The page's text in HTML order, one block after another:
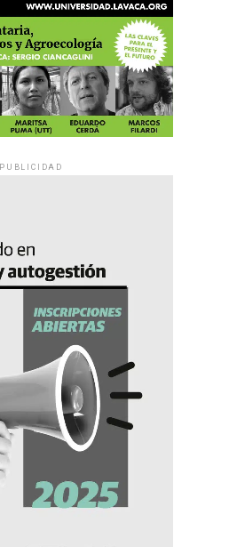
PUBLICIDAD